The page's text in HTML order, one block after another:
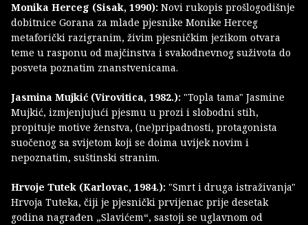
Monika Herceg (Sisak, 1990): Novi rukopis prošlogodišnje
dobitnice Gorana za mlade pjesnike Monike Herceg
metaforički razigranim, živim pjesničkim jezikom otvara
teme u rasponu od majčinstva i svakodnevnog suživota do
posveta poznatim znanstvenicama.
Jasmina Mujkić (Virovitica, 1982.): "Topla tama" Jasmine
Mujkić, izmjenjujući pjesmu u prozi i slobodni stih,
propituje motive ženstva, (ne)pripadnosti, protagonista
suočenog sa svijetom koji se doima uvijek novim i
nepoznatim, suštinski stranim.
Hrvoje Tutek (Karlovac, 1984.): "Smrt i druga istraživanja"
Hrvoja Tuteka, čiji je pjesnički prvijenac prije desetak
godina nagrađen „Slavićem“, sastoji se uglavnom od